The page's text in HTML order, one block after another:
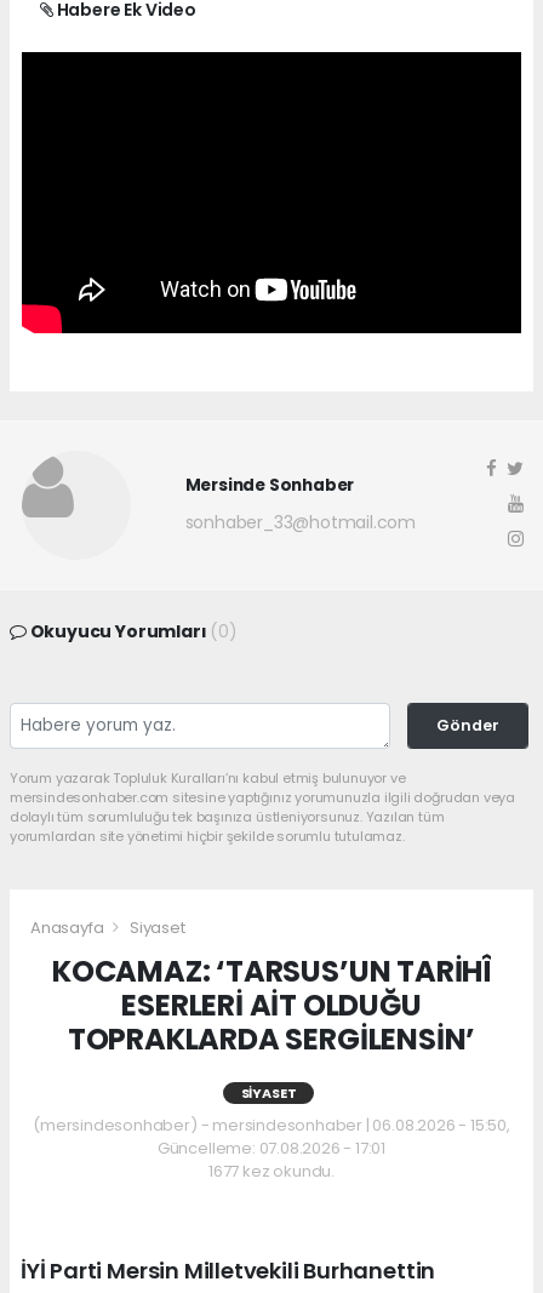
Habere Ek Video
Mersinde Sonhaber
sonhaber_33@hotmail.com
Okuyucu Yorumları (0)
Gönder
Yorum yazarak Topluluk Kuralları’nı kabul etmiş bulunuyor ve
mersindesonhaber.com sitesine yaptığınız yorumunuzla ilgili doğrudan veya
dolaylı tüm sorumluluğu tek başınıza üstleniyorsunuz. Yazılan tüm
yorumlardan site yönetimi hiçbir şekilde sorumlu tutulamaz.
Anasayfa Siyaset
KOCAMAZ: ‘TARSUS’UN TARİHÎ
ESERLERİ AİT OLDUĞU
TOPRAKLARDA SERGİLENSİN’
SIYASET
(mersindesonhaber) - mersindesonhaber | 06.08.2026 - 15:50,
Güncelleme: 07.08.2026 - 17:01
1677 kez okundu.
İYİ Parti Mersin Milletvekili Burhanettin